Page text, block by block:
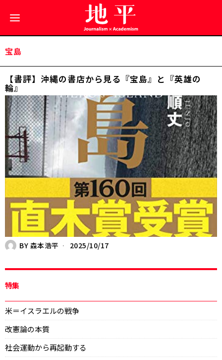
宝島
【書評】沖縄の書店から見る『宝島』と『英雄の
輪』
BY 森本浩平 2025/10/17
特集
米＝イスラエルの戦争
改憲論の本質
社会運動から再起動する